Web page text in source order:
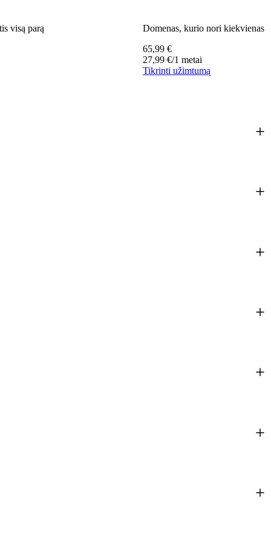
visą parą
Domenas, kurio nori kiekvienas
65,99 €
27,99 €/1 metai
Tikrinti užimtumą